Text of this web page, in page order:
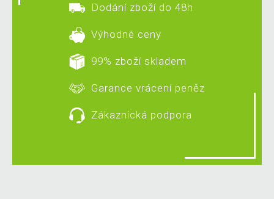
Dodání zboží do 48h
Výhodné ceny
99% zboží skladem
Garance vrácení peněz
Zákaznická podpora